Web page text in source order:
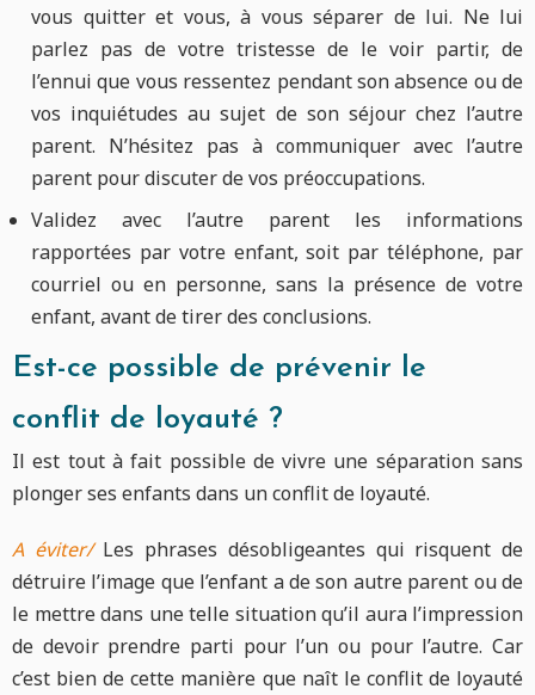
vous quitter et vous, à vous séparer de lui. Ne lui
parlez pas de votre tristesse de le voir partir, de
l’ennui que vous ressentez pendant son absence ou de
vos inquiétudes au sujet de son séjour chez l’autre
parent. N’hésitez pas à communiquer avec l’autre
parent pour discuter de vos préoccupations.
Validez avec l’autre parent les informations
rapportées par votre enfant, soit par téléphone, par
courriel ou en personne, sans la présence de votre
enfant, avant de tirer des conclusions.
Est-ce possible de prévenir le
conflit de loyauté ?
Il est tout à fait possible de vivre une séparation sans
plonger ses enfants dans un conflit de loyauté.
A éviter/ Les phrases désobligeantes qui risquent de
détruire l’image que l’enfant a de son autre parent ou de
le mettre dans une telle situation qu’il aura l’impression
de devoir prendre parti pour l’un ou pour l’autre. Car
c’est bien de cette manière que naît le conflit de loyauté